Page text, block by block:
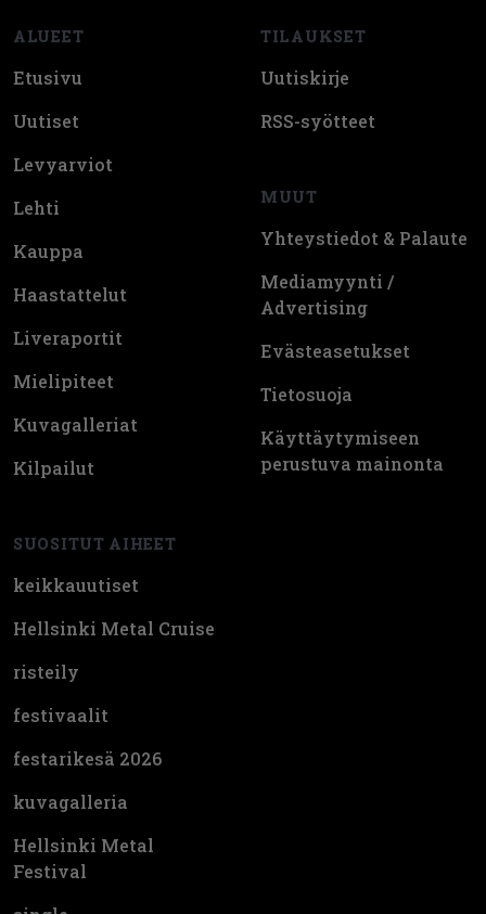
ALUEET
Etusivu
Uutiset
Levyarviot
Lehti
Kauppa
Haastattelut
Liveraportit
Mielipiteet
Kuvagalleriat
Kilpailut
SUOSITUT AIHEET
keikkauutiset
Hellsinki Metal Cruise
risteily
festivaalit
festarikesä 2026
kuvagalleria
Hellsinki Metal
Festival
TILAUKSET
Uutiskirje
RSS-syötteet
MUUT
Yhteystiedot & Palaute
Mediamyynti /
Advertising
Evästeasetukset
Tietosuoja
Käyttäytymiseen
perustuva mainonta